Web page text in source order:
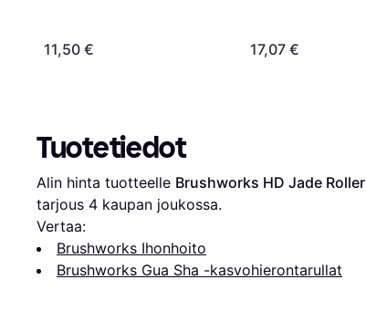
11,50 € 17,07 €
Tuotetiedot
Alin hinta tuotteelle Brushworks HD Jade Roller
tarjous 4 kaupan joukossa.
Vertaa:
Brushworks Ihonhoito
Brushworks Gua Sha -kasvohierontarullat